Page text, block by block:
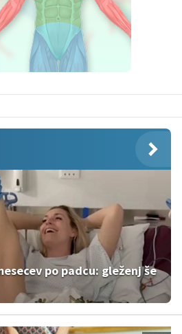
po padcu: gleženj še